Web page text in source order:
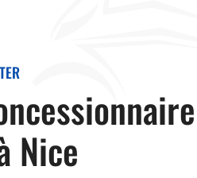
Nice